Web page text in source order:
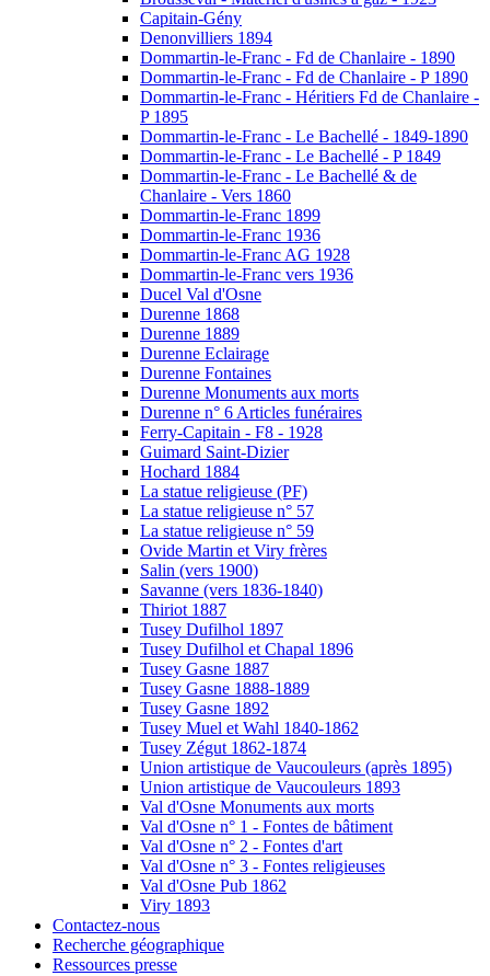
Capitain-Gény
Denonvilliers 1894
Dommartin-le-Franc - Fd de Chanlaire - 1890
Dommartin-le-Franc - Fd de Chanlaire - P 1890
Dommartin-le-Franc - Héritiers Fd de Chanlaire -
P 1895
Dommartin-le-Franc - Le Bachellé - 1849-1890
Dommartin-le-Franc - Le Bachellé - P 1849
Dommartin-le-Franc - Le Bachellé & de
Chanlaire - Vers 1860
Dommartin-le-Franc 1899
Dommartin-le-Franc 1936
Dommartin-le-Franc AG 1928
Dommartin-le-Franc vers 1936
Ducel Val d'Osne
Durenne 1868
Durenne 1889
Durenne Eclairage
Durenne Fontaines
Durenne Monuments aux morts
Durenne n° 6 Articles funéraires
Ferry-Capitain - F8 - 1928
Guimard Saint-Dizier
Hochard 1884
La statue religieuse (PF)
La statue religieuse n° 57
La statue religieuse n° 59
Ovide Martin et Viry frères
Salin (vers 1900)
Savanne (vers 1836-1840)
Thiriot 1887
Tusey Dufilhol 1897
Tusey Dufilhol et Chapal 1896
Tusey Gasne 1887
Tusey Gasne 1888-1889
Tusey Gasne 1892
Tusey Muel et Wahl 1840-1862
Tusey Zégut 1862-1874
Union artistique de Vaucouleurs (après 1895)
Union artistique de Vaucouleurs 1893
Val d'Osne Monuments aux morts
Val d'Osne n° 1 - Fontes de bâtiment
Val d'Osne n° 2 - Fontes d'art
Val d'Osne n° 3 - Fontes religieuses
Val d'Osne Pub 1862
Viry 1893
Contactez-nous
Recherche géographique
Ressources presse